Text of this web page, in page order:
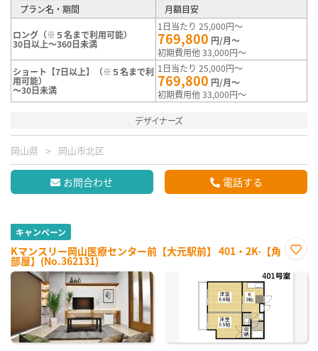
プラン名・期間 月額目安
ロング（※５名まで利用可能）
30日以上～360日未満
1日当たり 25,000円～
769,800 円/月～
初期費用他 33,000円～
ショート【7日以上】（※５名まで利
用可能）
～30日未満
1日当たり 25,000円～
769,800 円/月～
初期費用他 33,000円～
デザイナーズ
岡山県 岡山市北区
お問合わせ 電話する
キャンペーン
Kマンスリー岡山医療センター前【大元駅前】 401・2K-【角
部屋】(No.362131)
に入